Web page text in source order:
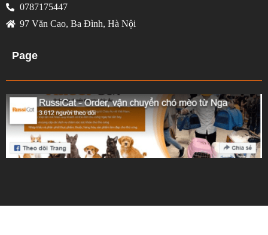
0787175447
97 Văn Cao, Ba Đình, Hà Nội
Page